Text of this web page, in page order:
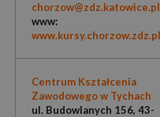
chorzow@zdz.katowice.pl
www:
www.kursy.chorzow.zdz.pl
Centrum Kształcenia
Zawodowego w Tychach
ul. Budowlanych 156, 43-